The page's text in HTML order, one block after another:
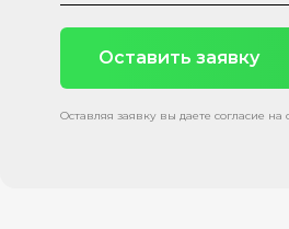
Оставить заявку
Оставляя заявку вы даете согласие